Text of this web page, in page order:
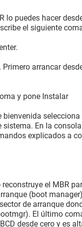
lo puedes hacer
el siguiente
Primero arrancar
y pone Instalar
bienvenida
sistema. En la
explicados a
el MBR
(boot
de arranque
El último
desde cero y es